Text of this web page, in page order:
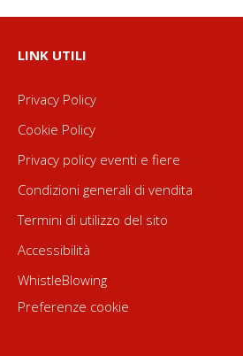
LINK UTILI
Privacy Policy
Cookie Policy
Privacy policy eventi e fiere
Condizioni generali di vendita
Termini di utilizzo del sito
Accessibilità
WhistleBlowing
Preferenze cookie